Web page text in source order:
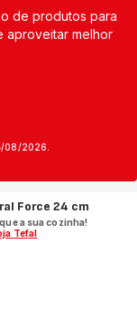
de produtos para
aproveitar melhor
08/2026.
Force 24 cm
a sua cozinha!
Tefal